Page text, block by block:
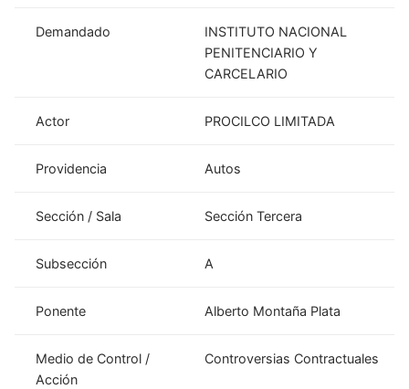
Demandado
INSTITUTO NACIONAL
PENITENCIARIO Y
CARCELARIO
Actor PROCILCO LIMITADA
Providencia Autos
Sección / Sala Sección Tercera
Subsección A
Ponente Alberto Montaña Plata
Medio de Control /
Acción
Controversias Contractuales